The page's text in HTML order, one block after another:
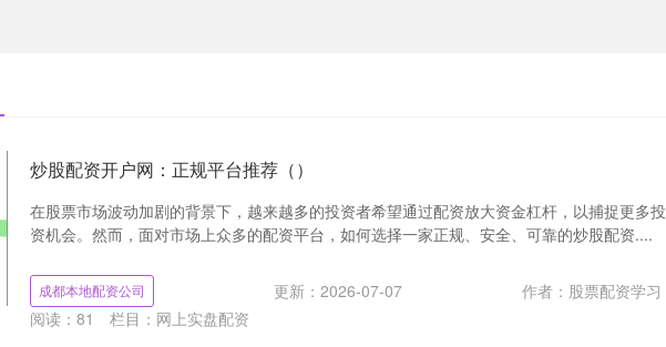
炒股配资开户网：正规平台推荐（）
在股票市场波动加剧的背景下，越来越多的投资者希望通过配资放大资金杠杆，以捕捉更多投
资机会。然而，面对市场上众多的配资平台，如何选择一家正规、安全、可靠的炒股配资....
成都本地配资公司 更新：2026-07-07
作者：股票配资学习
阅读： 81 栏目： 网上实盘配资